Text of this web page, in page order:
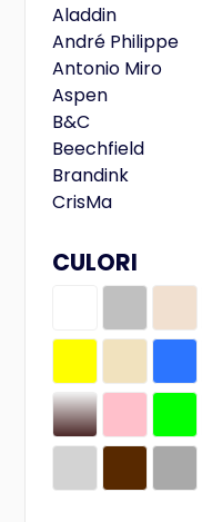
Aladdin
André Philippe
Antonio Miro
Aspen
B&C
Beechfield
Brandink
CrisMa
Ferraghini
Fruit of the Loom
iDealBasic
Kariban
LegendClassics
M-Collection
MoLu
CULORI